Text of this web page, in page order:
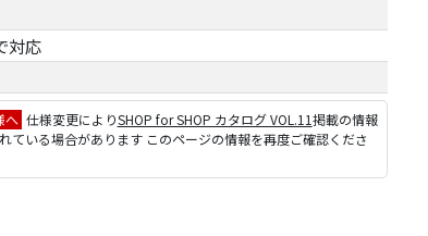
対応
へ 仕様変更によりSHOP for SHOP カタログ VOL.11掲載の情報
ている場合があります このページの情報を再度ご確認くださ